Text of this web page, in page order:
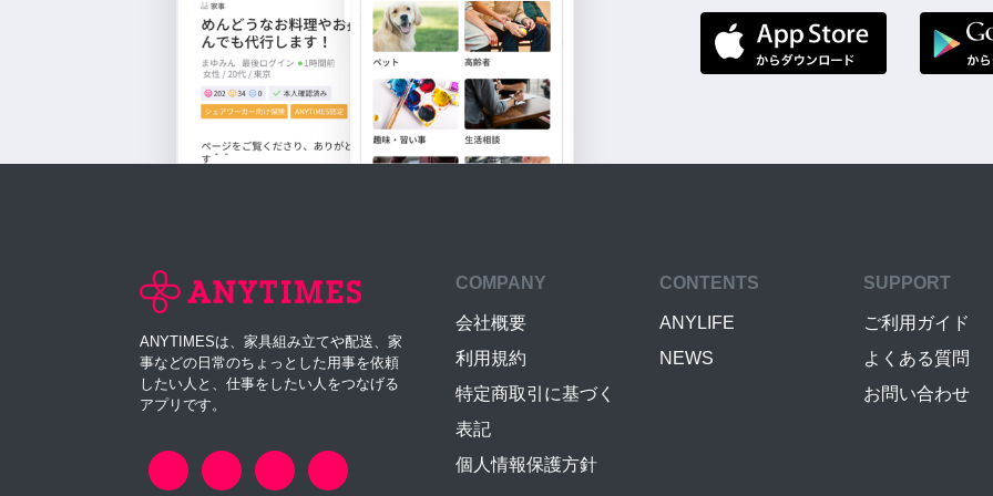
ANYTIMESは、家具組み立てや配送、家
事などの日常のちょっとした用事を依頼
したい人と、仕事をしたい人をつなげる
アプリです。
COMPANY
会社概要
利用規約
特定商取引に基づく
表記
個人情報保護方針
CONTENTS
ANYLIFE
NEWS
SUPPORT
ご利用ガイド
よくある質問
お問い合わせ